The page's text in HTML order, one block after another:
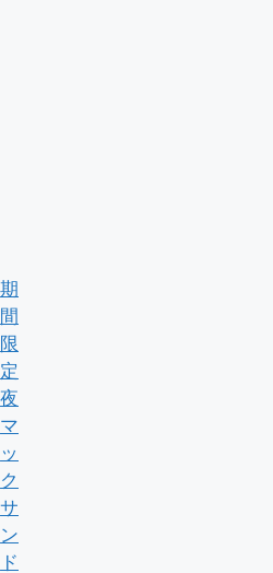
期
間
限
定
夜
マ
ッ
ク
サ
ン
ド